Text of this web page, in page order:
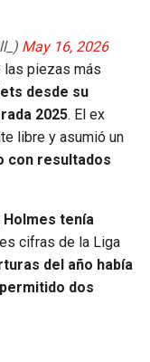
May 16, 2026
las piezas más
desde su
2025. El ex
libre y asumió un
con resultados
tenía
cifras de la Liga
del año había
dos